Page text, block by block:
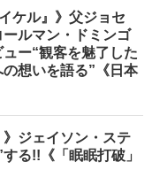
ケル』》父ジョセ
ルマン・ドミンゴ
ー“観客を魅了した
想いを語る”《日本
》ジェイソン・ステ
る!!《「眠眠打破」